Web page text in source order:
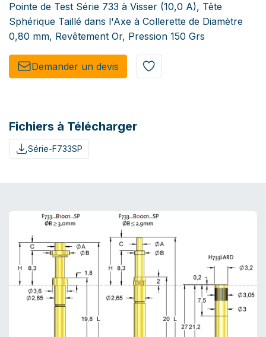
Pointe de Test Série 733 à Visser (10,0 A), Tête
Sphérique Taillé dans l'Axe à Collerette de Diamètre
0,80 mm, Revêtement Or, Pression 150 Grs
Demander un de​​vis​​
Fichiers à Télécharger
Série-F733SP